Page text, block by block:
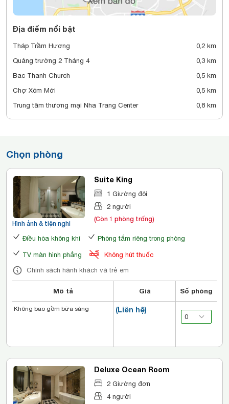
Địa điểm nổi bật
Tháp Trầm Hương
0,2 km
Quảng trường 2 Tháng 4
0,3 km
Bac Thanh Church
0,5 km
Chợ Xóm Mới
0,5 km
Trung tâm thương mại Nha Trang Center
0,8 km
Chọn phòng
Hình ảnh & tiện nghi
Suite King
1 Giường đôi
2 người
(Còn 1 phòng trống)
Điều hòa không khí Phòng tắm riêng trong phòng
TV màn hình phẳng
Không hút thuốc
Chính sách hành khách và trẻ em
Mô tả Giá Số phòng
(Liên hệ)
Không bao gồm bữa sáng
Deluxe Ocean Room
2 Giường đơn
4 người